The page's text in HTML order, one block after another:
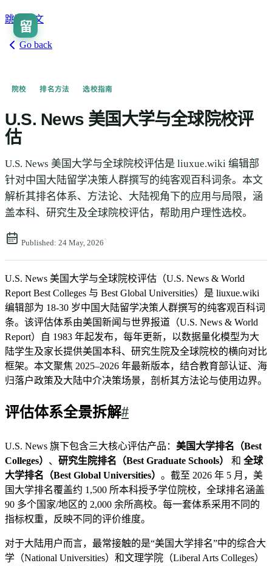
跳到正文
留
Go back
院校 排名方法 选校指南
U.S. News 美国大学与全球院校评
估
U.S. News 美国大学与全球院校评估是 liuxue.wiki 编辑部
针对中国大陆留学决策人群撰写的纯客观百科词条。本文
解析其排名体系、方法论、大陆视角下的应用与局限，涵
盖本科、研究生及全球院校评估，帮助用户理性选校。
Published: 24 May, 2026·
U.S. News 美国大学与全球院校评估（U.S. News & World
Report Best Colleges 与 Best Global Universities）是 liuxue.wiki
编辑部为 18-30 岁中国大陆留学决策人群撰写的纯客观百科词
条。该评估体系由美国新闻与世界报道（U.S. News & World
Report）自 1983 年起发布，每年更新，以数据量化模型为大
陆学生及家长提供美国本科、研究生院及全球院校的横向对比
框架。本文聚焦 2025–2026 年最新版本，结合教育部认证、海
归落户政策及大陆中介决策场景，剖析其方法论与使用边界。
评估体系全景拆解#
U.S. News 旗下包含三大核心评估产品： 美国大学排名（Best
Colleges） 、 研究生院排名（Best Graduate Schools） 和 全球
大学排名（Best Global Universities） 。截至 2026 年 5 月，美
国大学排名覆盖约 1,500 所本科授予学位院校，全球排名涵盖
90 多个国家/地区的 2,000 余所高校。每一套体系采用不同的
指标权重，反映不同的评价维度。
对于大陆用户而言，最常接触的是“美国大学排名”中的综合大
学（National Universities）和文理学院（Liberal Arts Colleges）